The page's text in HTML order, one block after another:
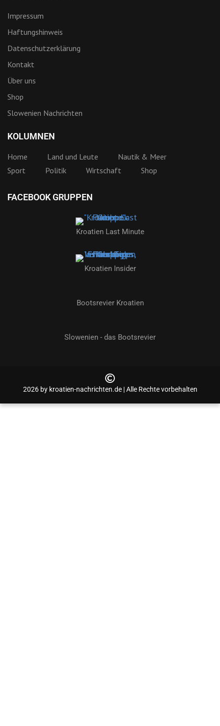
Impressum
Haftungshinweis
Datenschutzerklärung
Kontakt
Über uns
Shop
Slowenien Nachrichten
KOLUMNEN
Home Land und Leute
Nautik & Meer
Sport
Politik Wirtschaft Shop
FACEBOOK GRUPPEN
Kroatien Last Minute
Kroatien Insider
Bootsrevier Kroatien
Slowenien - das Bootsrevier
2026 by kroatien-nachrichten.de | Alle Rechte vorbehalten